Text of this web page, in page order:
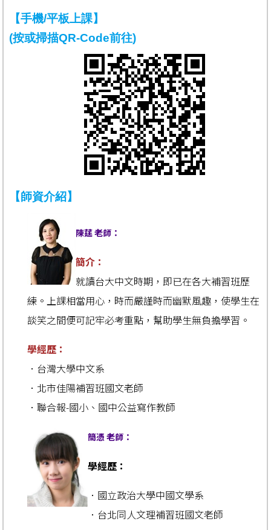
【手機/平板上課】
(按或掃描QR-Code前往)
【師資介紹】
陳莛 老師：
簡介：
就讀台大中文時期，即已在各大補習班歷
練。上課相當用心，時而嚴謹時而幽默風趣，使學生在
談笑之間便可記牢必考重點，幫助學生無負擔學習。
學經歷：
．台灣大學中文系
．北市佳陽補習班國文老師
．聯合報-國小、國中公益寫作教師
簡憑 老師：
學經歷：
．國立政治大學中國文學系
．台北同人文理補習班國文老師